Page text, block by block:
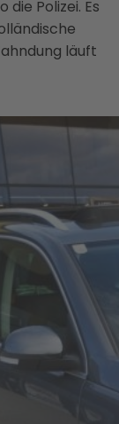
die Polizei. Es
läuft